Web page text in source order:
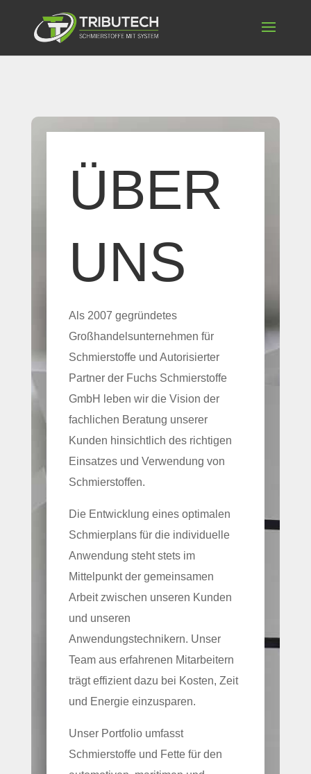
ÜBER
UNS
Als 2007 gegründetes
Großhandelsunternehmen für
Schmierstoffe und Autorisierter
Partner der Fuchs Schmierstoffe
GmbH leben wir die Vision der
fachlichen Beratung unserer
Kunden hinsichtlich des richtigen
Einsatzes und Verwendung von
Schmierstoffen.
Die Entwicklung eines optimalen
Schmierplans für die individuelle
Anwendung steht stets im
Mittelpunkt der gemeinsamen
Arbeit zwischen unseren Kunden
und unseren
Anwendungstechnikern. Unser
Team aus erfahrenen Mitarbeitern
trägt effizient dazu bei Kosten, Zeit
und Energie einzusparen.
Unser Portfolio umfasst
Schmierstoffe und Fette für den